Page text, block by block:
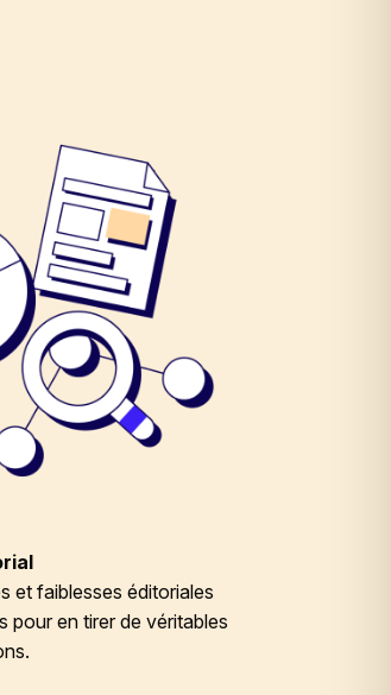
et faiblesses éditoriales
pour en tirer de véritables